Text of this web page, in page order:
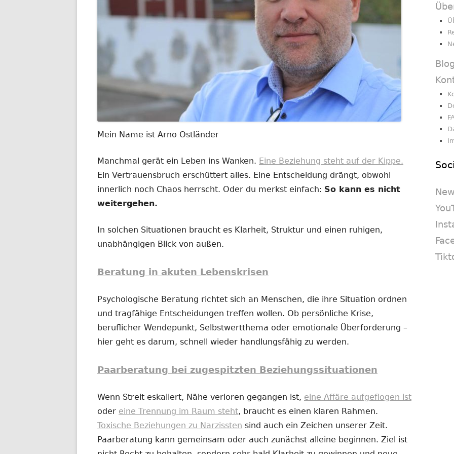
Mein Name ist Arno Ostländer
Manchmal gerät ein Leben ins Wanken. Eine Beziehung steht auf der Kippe.
Ein Vertrauensbruch erschüttert alles. Eine Entscheidung drängt, obwohl
innerlich noch Chaos herrscht. Oder du merkst einfach: So kann es nicht
weitergehen.
In solchen Situationen braucht es Klarheit, Struktur und einen ruhigen,
unabhängigen Blick von außen.
Beratung in akuten Lebenskrisen
Psychologische Beratung richtet sich an Menschen, die ihre Situation ordnen
und tragfähige Entscheidungen treffen wollen. Ob persönliche Krise,
beruflicher Wendepunkt, Selbstwertthema oder emotionale Überforderung –
hier geht es darum, schnell wieder handlungsfähig zu werden.
Paarberatung bei zugespitzten Beziehungssituationen
Wenn Streit eskaliert, Nähe verloren gegangen ist, eine Affäre aufgeflogen ist
oder eine Trennung im Raum steht, braucht es einen klaren Rahmen.
Toxische Beziehungen zu Narzissten sind auch ein Zeichen unserer Zeit.
Paarberatung kann gemeinsam oder auch zunächst alleine beginnen. Ziel ist
Blog